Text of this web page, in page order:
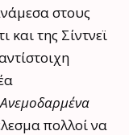
στους
και της Σίντνεϊ
Ανεμοδαρμένα
πολλοί να